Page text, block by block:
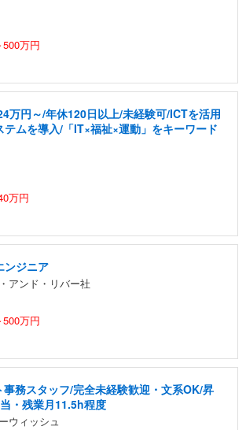
万円
万円～/年休120日以上/未経験可/ICTを活用
テムを導入/「IT×福祉×運動」をキーワード
万円
ンジニア
アンド・リバー社
万円
務スタッフ/完全未経験歓迎・文系OK/昇
・残業月11.5h程度
ウィッシュ